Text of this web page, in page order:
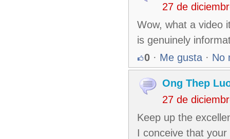
27 de
Wow, what a video
is genuinely
0 · Me gusta · No
Ong Thep
27 de
Keep up the
I conceive that